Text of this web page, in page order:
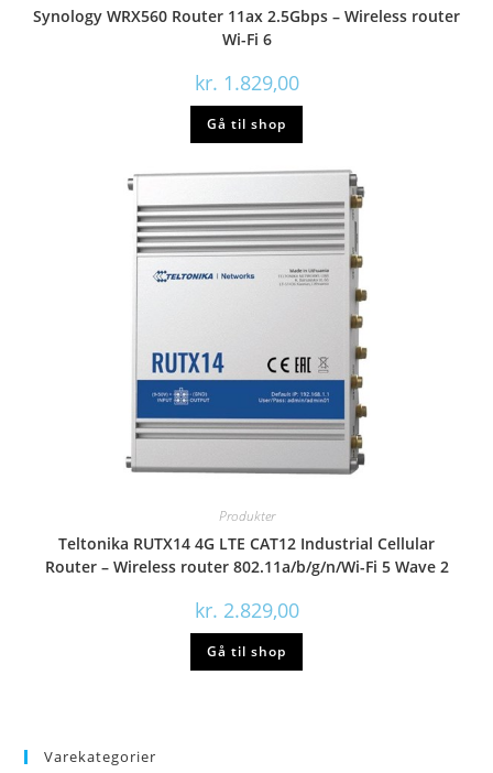
Synology WRX560 Router 11ax 2.5Gbps – Wireless router
Wi-Fi 6
kr. 1.829,00
Gå til shop
Produkter
Teltonika RUTX14 4G LTE CAT12 Industrial Cellular
Router – Wireless router 802.11a/b/g/n/Wi-Fi 5 Wave 2
kr. 2.829,00
Gå til shop
Varekategorier